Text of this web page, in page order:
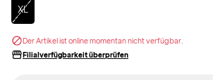
XL
Der Artikel ist online momentan nicht verfügbar.
Filialverfügbarkeit überprüfen